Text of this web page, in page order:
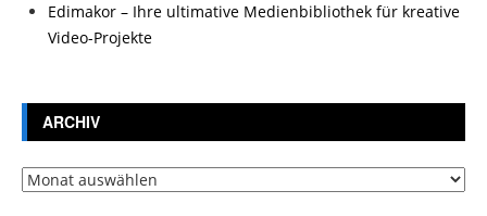
Edimakor – Ihre ultimative Medienbibliothek für kreative
Video-Projekte
ARCHIV
Archiv